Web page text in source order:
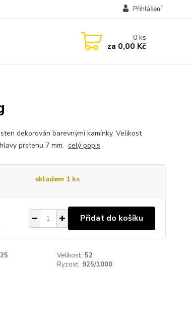
Přihlášení
0ks
za 0,00 Kč
dekorován barevnými kamínky. Velikost
prstenu 7 mm. celý popis
skladem 1 ks
Přidat do košíku
Velikost: 52
Ryzost: 925/1000